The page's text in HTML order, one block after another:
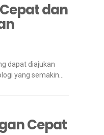
dan
dapat diajukan
yang semakin...
Cepat